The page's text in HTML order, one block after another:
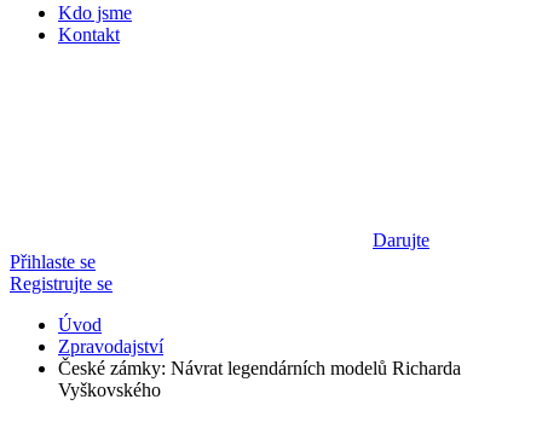
Kdo jsme
Kontakt
Darujte
Přihlaste se
Registrujte se
Úvod
Zpravodajství
České zámky: Návrat legendárních modelů Richarda
Vyškovského